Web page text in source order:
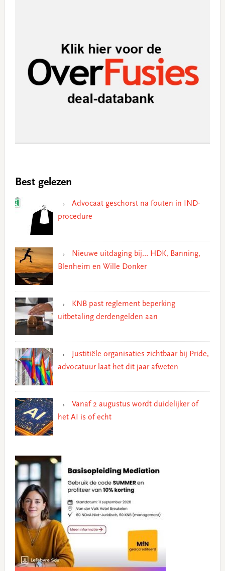
Best gelezen
Advocaat geschorst na fouten in IND-
procedure
Nieuwe uitdaging bij… HDK, Banning,
Blenheim en Wille Donker
KNB past reglement beperking
uitbetaling derdengelden aan
Justitiële organisaties zichtbaar bij Pride,
advocatuur laat het dit jaar afweten
Vanaf 2 augustus wordt duidelijker of
het AI is of echt